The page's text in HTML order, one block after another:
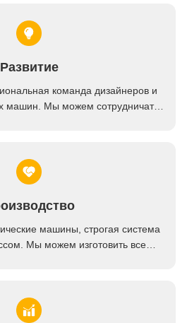
Развитие
команда дизайнеров и
машин. Мы можем сотрудничать,
машины, строгая система
Мы можем изготовить все